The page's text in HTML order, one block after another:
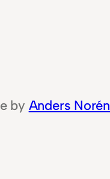
by Anders Norén